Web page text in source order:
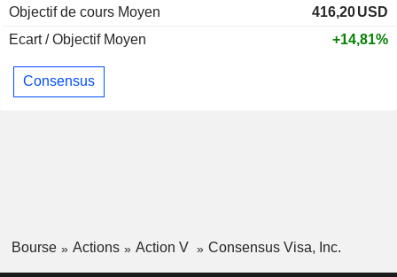
Objectif de cours Moyen
416,20USD
Ecart / Objectif Moyen
+14,81%
Consensus
Bourse Actions Action V Consensus Visa, Inc.